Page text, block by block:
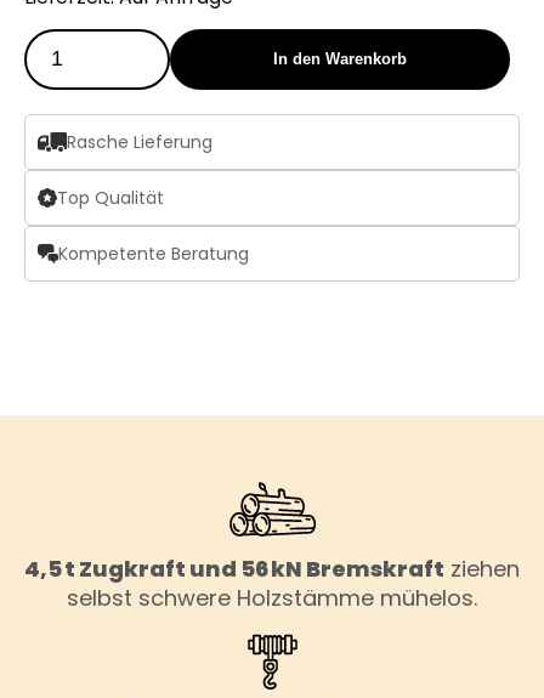
In den Warenkorb
Rasche Lieferung
Top Qualität
Kompetente Beratung
4,5 t Zugkraft und 56 kN Bremskraft ziehen
selbst schwere Holzstämme mühelos.